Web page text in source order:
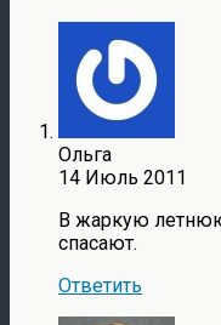
Ольга
14 Июль 2011
В жаркую
спасают.
Ответить